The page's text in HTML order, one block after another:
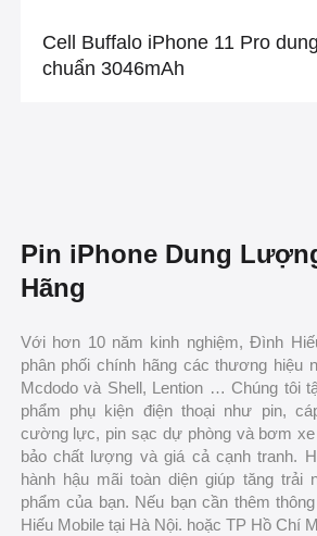
Cell Buffalo iPhone 11 Pro
chuẩn 3046mAh
Pin iPhone Dung
Hãng
Với hơn 10 năm kinh nghiệm, Đình
phân phối chính hãng các thương hiệu
Mcdodo và Shell, Lention … Chúng tôi
phẩm phụ kiện điện thoại như pin,
cường lực, pin sạc dự phòng và bơm
bảo chất lượng và giá cả cạnh tranh.
hành hậu mãi toàn diện giúp tăng trải
phẩm của bạn. Nếu bạn cần thêm
Hiếu Mobile tại Hà Nội. hoặc TP Hồ Chí